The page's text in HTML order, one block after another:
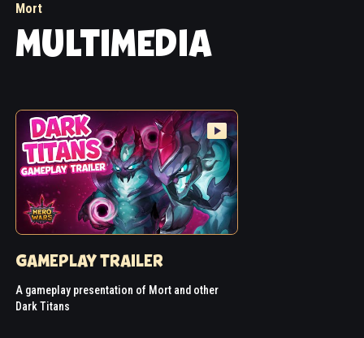
Mort
MULTIMEDIA
GAMEPLAY TRAILER
A gameplay presentation of Mort and other
Dark Titans